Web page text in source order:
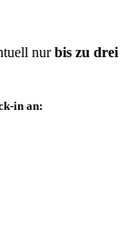
nurbis zu drei
in an: